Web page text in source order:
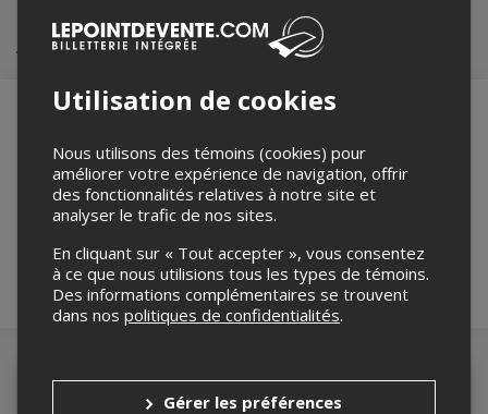
Achat de billets
Merci de confirmer que vous n'êtes pas un
robot ci-bas.
Détails de l'événement
Utilisation de cookies
Nous utilisons des témoins (cookies) pour
améliorer votre expérience de navigation, offrir
des fonctionnalités relatives à notre site et
analyser le trafic de nos sites.
En cliquant sur « Tout accepter », vous consentez
à ce que nous utilisions tous les types de témoins.
Des informations complémentaires se trouvent
dans nos politiques de confidentialités.
Gérer les préférences